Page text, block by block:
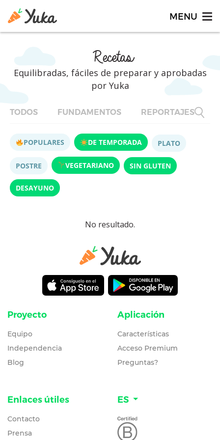
Recetas
Equilibradas, fáciles de preparar y aprobadas
por Yuka
TODOS FUNDAMENTOS REPORTAJES
POPULARES DE TEMPORADA PLATO
POSTRE VEGETARIANO SIN GLUTEN
DESAYUNO
No resultado.
Proyecto
Equipo
Independencia
Blog
Aplicación
Características
Acceso Premium
Preguntas?
Enlaces útiles
Contacto
Prensa
ES